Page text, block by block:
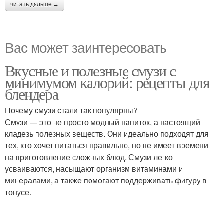
читать дальше →
Вас может заинтересовать
Вкусные и полезные смузи с
минимумом калорий: рецепты для
блендера
Почему смузи стали так популярны?
Смузи — это не просто модный напиток, а настоящий
кладезь полезных веществ. Они идеально подходят для
тех, кто хочет питаться правильно, но не имеет времени
на приготовление сложных блюд. Смузи легко
усваиваются, насыщают организм витаминами и
минералами, а также помогают поддерживать фигуру в
тонусе.